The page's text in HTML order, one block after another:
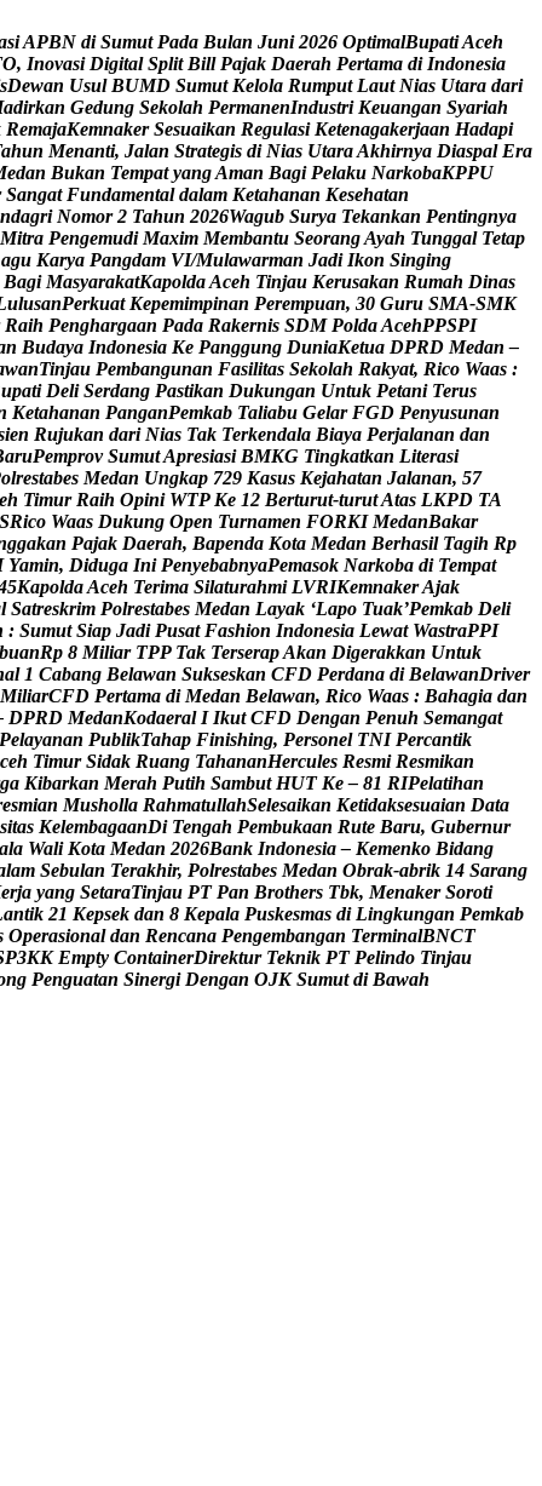
siAPBN di Sumut Pada Bulan Juni 2026 OptimalBupatiAceh
O, Inovasi Digital Split Bill Pajak Daerah Pertama di Indonesia
sDewan Usul BUMD Sumut Kelola Rumput Laut Nias Utara dari
adirkan Gedung Sekolah PermanenIndustri Keuangan Syariah
RemajaKemnaker Sesuaikan Regulasi Ketenagakerjaan Hadapi
ahun Menanti, Jalan Strategis di Nias UtaraAkhirnya Diaspal Era
edan Bukan Tempat yangAman Bagi Pelaku NarkobaKPPU
Sangat Fundamental dalam Ketahanan Kesehatan
ndagri Nomor 2 Tahun 2026Wagub Surya Tekankan Pentingnya
Mitra Pengemudi Maxim Membantu SeorangAyah Tunggal Tetap
agu Karya Pangdam VI/Mulawarman Jadi Ikon Singing
Bagi MasyarakatKapoldaAceh Tinjau Kerusakan Rumah Dinas
ulusanPerkuat Kepemimpinan Perempuan, 30 Guru SMA-SMK
Raih Penghargaan Pada Rakernis SDM PoldaAcehPPSPI
n Budaya Indonesia Ke Panggung DuniaKetua DPRD Medan –
wanTinjau Pembangunan Fasilitas Sekolah Rakyat, Rico Waas :
upati Deli Serdang Pastikan Dukungan Untuk Petani Terus
Ketahanan PanganPemkab Taliabu Gelar FGD Penyusunan
ien Rujukan dari Nias Tak Terkendala Biaya Perjalanan dan
aruPemprov SumutApresiasi BMKG Tingkatkan Literasi
olrestabes Medan Ungkap 729 Kasus Kejahatan Jalanan, 57
eh Timur Raih Opini WTP Ke 12 Berturut-turutAtas LKPD TA
SRico Waas Dukung Open Turnamen FORKI MedanBakar
ggakan Pajak Daerah, Bapenda Kota Medan Berhasil Tagih Rp
Yamin, Diduga Ini PenyebabnyaPemasok Narkoba di Tempat
5KapoldaAceh Terima Silaturahmi LVRIKemnakerAjak
l Satreskrim Polrestabes Medan Layak ‘Lapo Tuak’Pemkab Deli
: Sumut Siap Jadi Pusat Fashion Indonesia Lewat WastraPPI
buanRp 8 Miliar TPP Tak TerserapAkan Digerakkan Untuk
al 1 Cabang Belawan Sukseskan CFD Perdana di BelawanDriver
MiliarCFD Pertama di Medan Belawan, Rico Waas : Bahagia dan
DPRD MedanKodaeral I Ikut CFD Dengan Penuh Semangat
Pelayanan PublikTahap Finishing, Personel TNI Percantik
ceh Timur Sidak Ruang TahananHercules Resmi Resmikan
ga Kibarkan Merah Putih Sambut HUT Ke – 81 RIPelatihan
esmian Musholla RahmatullahSelesaikan Ketidaksesuaian Data
sitas KelembagaanDi Tengah Pembukaan Rute Baru, Gubernur
ala Wali Kota Medan 2026Bank Indonesia – Kemenko Bidang
lam Sebulan Terakhir, Polrestabes Medan Obrak-abrik 14 Sarang
erja yang SetaraTinjau PT Pan Brothers Tbk, Menaker Soroti
antik 21 Kepsek dan 8 Kepala Puskesmas di Lingkungan Pemkab
Operasional dan Rencana Pengembangan TerminalBNCT
P3KK Empty ContainerDirektur Teknik PT Pelindo Tinjau
ng Penguatan Sinergi Dengan OJK Sumut di Bawah